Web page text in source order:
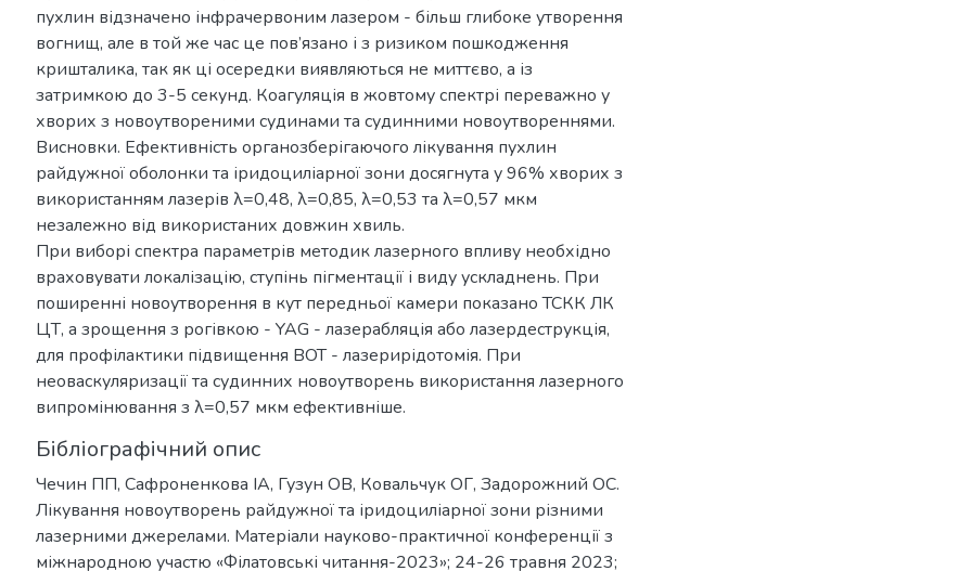
пухлин відзначено інфрачервоним лазером - більш глибоке утворення
вогнищ, але в той же час це пов’язано і з ризиком пошкодження
кришталика, так як ці осередки виявляються не миттєво, а із
затримкою до 3-5 секунд. Коагуляція в жовтому спектрі переважно у
хворих з новоутвореними судинами та судинними новоутвореннями.
Висновки. Ефективність органозберігаючого лікування пухлин
райдужної оболонки та іридоциліарної зони досягнута у 96% хворих з
використанням лазерів λ=0,48, λ=0,85, λ=0,53 та λ=0,57 мкм
незалежно від використаних довжин хвиль.
При виборі спектра параметрів методик лазерного впливу необхідно
враховувати локалізацію, ступінь пігментації і виду ускладнень. При
поширенні новоутворення в кут передньої камери показано ТСКК ЛК
ЦТ, а зрощення з рогівкою - YAG - лазерабляція або лазердеструкція,
для профілактики підвищення ВОТ - лазерирідотомія. При
неоваскуляризації та судинних новоутворень використання лазерного
випромінювання з λ=0,57 мкм ефективніше.
Бібліографічний опис
Чечин ПП, Сафроненкова ІА, Гузун ОВ, Ковальчук ОГ, Задорожний ОС.
Лікування новоутворень райдужної та іридоциліарної зони різними
лазерними джерелами. Матеріали науково-практичної конференції з
міжнародною участю «Філатовські читання-2023»; 24-26 травня 2023;